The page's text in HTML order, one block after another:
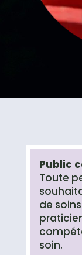
Public
Toute
de
soin.